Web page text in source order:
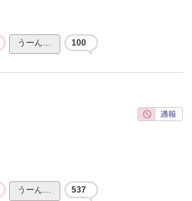
うーん… 100
うーん… 537